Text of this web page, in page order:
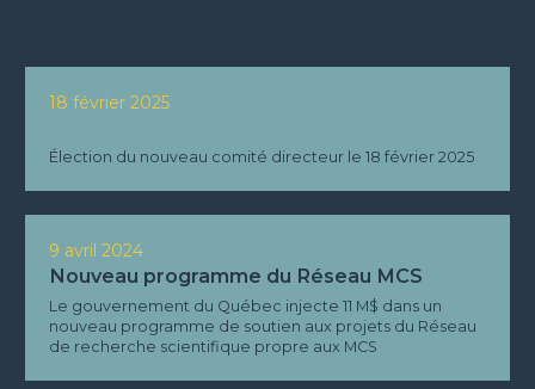
18 février 2025
Élection du nouveau comité directeur le 18 février 2025
9 avril 2024
Nouveau programme du Réseau MCS
Le gouvernement du Québec injecte 11 M$ dans un
nouveau programme de soutien aux projets du Réseau
de recherche scientifique propre aux MCS